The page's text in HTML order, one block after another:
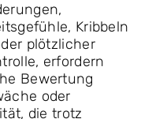
Kribbeln
plötzlicher
erfordern
Bewertung
oder
die trotz